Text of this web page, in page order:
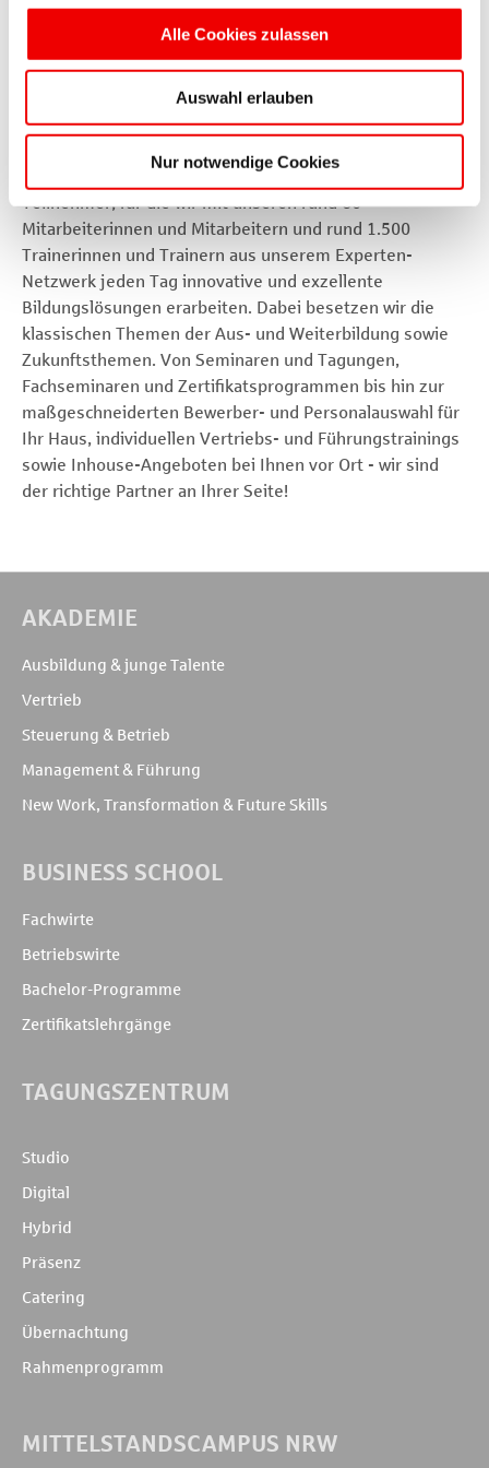
Alle Cookies zulassen
Auswahl erlauben
Nur notwendige Cookies
Learning-Design.
die hohe Zufriedenheit unserer Teilnehmerinnen und
Teilnehmer, für die wir mit unseren rund 60
Mitarbeiterinnen und Mitarbeitern und rund 1.500
Trainerinnen und Trainern aus unserem Experten-
Netzwerk jeden Tag innovative und exzellente
Bildungslösungen erarbeiten. Dabei besetzen wir die
klassischen Themen der Aus- und Weiterbildung sowie
Zukunftsthemen. Von Seminaren und Tagungen,
Fachseminaren und Zertifikatsprogrammen bis hin zur
maßgeschneiderten Bewerber- und Personalauswahl für
Ihr Haus, individuellen Vertriebs- und Führungstrainings
sowie Inhouse-Angeboten bei Ihnen vor Ort - wir sind
der richtige Partner an Ihrer Seite!
AKADEMIE
Ausbildung & junge Talente
Vertrieb
Steuerung & Betrieb
Management & Führung
New Work, Transformation & Future Skills
BUSINESS SCHOOL
Fachwirte
Betriebswirte
Bachelor-Programme
Zertifikatslehrgänge
TAGUNGSZENTRUM
Studio
Digital
Hybrid
Präsenz
Catering
Übernachtung
Rahmenprogramm
MITTELSTANDSCAMPUS NRW